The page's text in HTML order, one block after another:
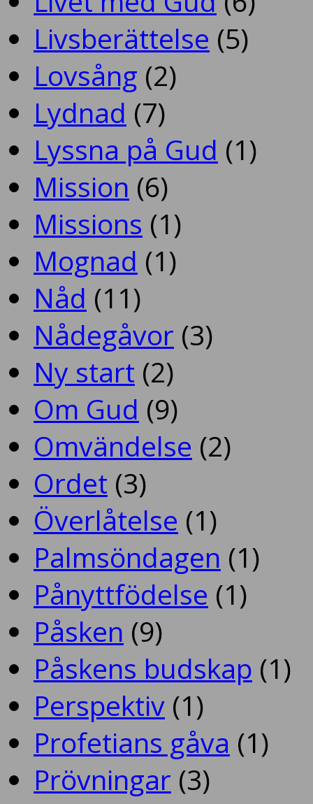
Livsberättelse (5)
Lovsång (2)
Lydnad (7)
Lyssna på Gud (1)
Mission (6)
Missions (1)
Mognad (1)
Nåd (11)
Nådegåvor (3)
Ny start (2)
Om Gud (9)
Omvändelse (2)
Ordet (3)
Överlåtelse (1)
Palmsöndagen (1)
Pånyttfödelse (1)
Påsken (9)
Påskens budskap (1)
Perspektiv (1)
Profetians gåva (1)
Prövningar (3)